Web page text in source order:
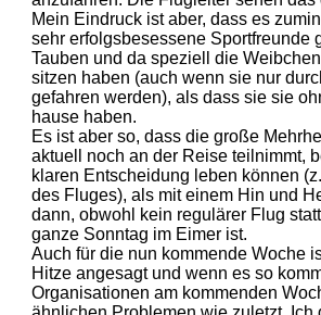
Mein Eindruck ist aber, dass es
sehr erfolgsbesessene Sportfreunde
Tauben und da speziell die
sitzen haben (auch wenn sie nur
gefahren werden), als dass sie sie
hause haben.
Es ist aber so, dass die große
aktuell noch an der Reise teilnimmt,
klaren Entscheidung leben können
des Fluges), als mit einem Hin und
dann, obwohl kein regulärer Flug
ganze Sonntag im Eimer ist.
Auch für die nun kommende Woche
Hitze angesagt und wenn es so
Organisationen am kommenden